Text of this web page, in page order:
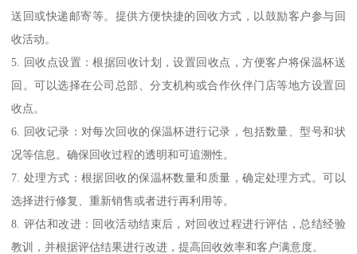
送回或快递邮寄等。提供方便快捷的回收方式，以鼓励客户参与回
收活动。
5. 回收点设置：根据回收计划，设置回收点，方便客户将保温杯送
回。可以选择在公司总部、分支机构或合作伙伴门店等地方设置回
收点。
6. 回收记录：对每次回收的保温杯进行记录，包括数量、型号和状
况等信息。确保回收过程的透明和可追溯性。
7. 处理方式：根据回收的保温杯数量和质量，确定处理方式。可以
选择进行修复、重新销售或者进行再利用等。
8. 评估和改进：回收活动结束后，对回收过程进行评估，总结经验
教训，并根据评估结果进行改进，提高回收效率和客户满意度。